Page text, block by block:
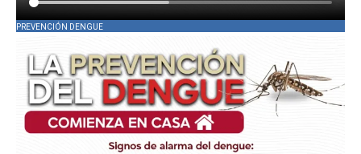
PREVENCIÓN DENGUE